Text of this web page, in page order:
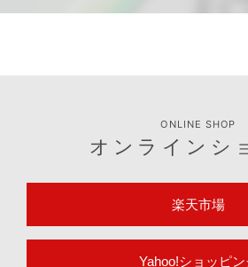
ONLINE SHOP
オンラインシ
楽天市場
Yahoo!ショッピン